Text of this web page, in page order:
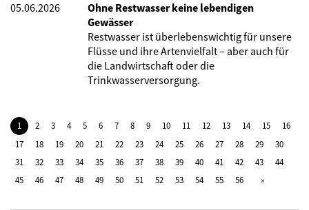
05.06.2026
Ohne Restwasser keine lebendigen
Gewässer
Restwasser ist überlebenswichtig für unsere
Flüsse und ihre Artenvielfalt – aber auch für
die Landwirtschaft oder die
Trinkwasserversorgung.
1 2 3 4 5 6 7 8 9 10 11 12 13 14 15
16
17
18 19 20 21 22 23 24 25 26 27 28 29
30
31
32 33 34 35 36 37 38 39 40 41 42 43
44
45
46 47 48 49 50 51 52 53 54 55 56